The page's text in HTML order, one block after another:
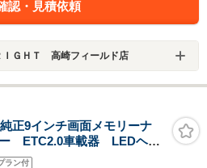
認・見積依頼
ＧＨＴ 高崎フィールド店
9インチ画面メモリーナ
ETC2.0車載器 LEDヘッ
ラン付